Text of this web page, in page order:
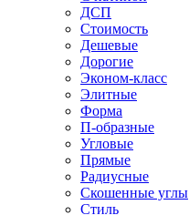
ДСП
Стоимость
Дешевые
Дорогие
Эконом-класс
Элитные
Форма
П-образные
Угловые
Прямые
Радиусные
Скошенные углы
Стиль